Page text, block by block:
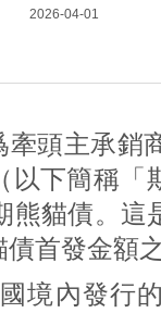
2026-04-01
頭主承銷
以下簡稱「
熊貓債。這
首發金額
境內發行